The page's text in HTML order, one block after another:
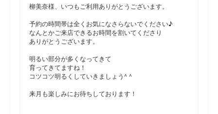
柳美奈様、いつもご利用ありがとうございます。
予約の時間帯は全くお気になさらないでください♪
なんとかご来店できるお時間を割いてくださり
ありがとうございます。
明るい部分が多くなってきて
育ってきてますね！
コツコツ明るくしていきましょう^ ^
来月も楽しみにお待ちしております！